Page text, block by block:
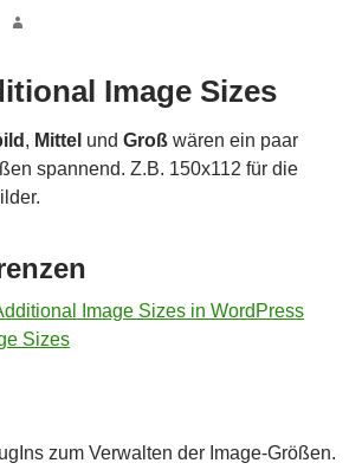
Image Sizes
, Mittel und Groß wären ein paar
spannend. Z.B. 150x112 für die
Image Sizes in WordPress
Sizes
zum Verwalten der Image-Größen.